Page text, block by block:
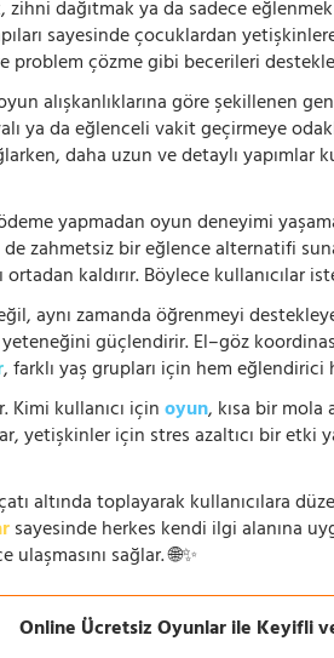
dağıtmak ya da sadece
sayesinde çocuklardan
çözme gibi becerileri
alışkanlıklarına göre şekillenen
ya da eğlenceli vakit geçirmeye
daha uzun ve detaylı
yapmadan oyun deneyimi
zahmetsiz bir eğlence alternatifi
ortadan kaldırır. Böylece kullanıcılar
aynı zamanda öğrenmeyi
güçlendirir. El–göz
, farklı yaş grupları için hem
Kimi kullanıcı içinoyun, kısa bir
yetişkinler için stres azaltıcı bir
altında toplayarak kullanıcılara
sayesinde herkes kendi ilgi alanına
sağlar. 🌐✨
Online Ücretsiz Oyunlar ile Keyifli